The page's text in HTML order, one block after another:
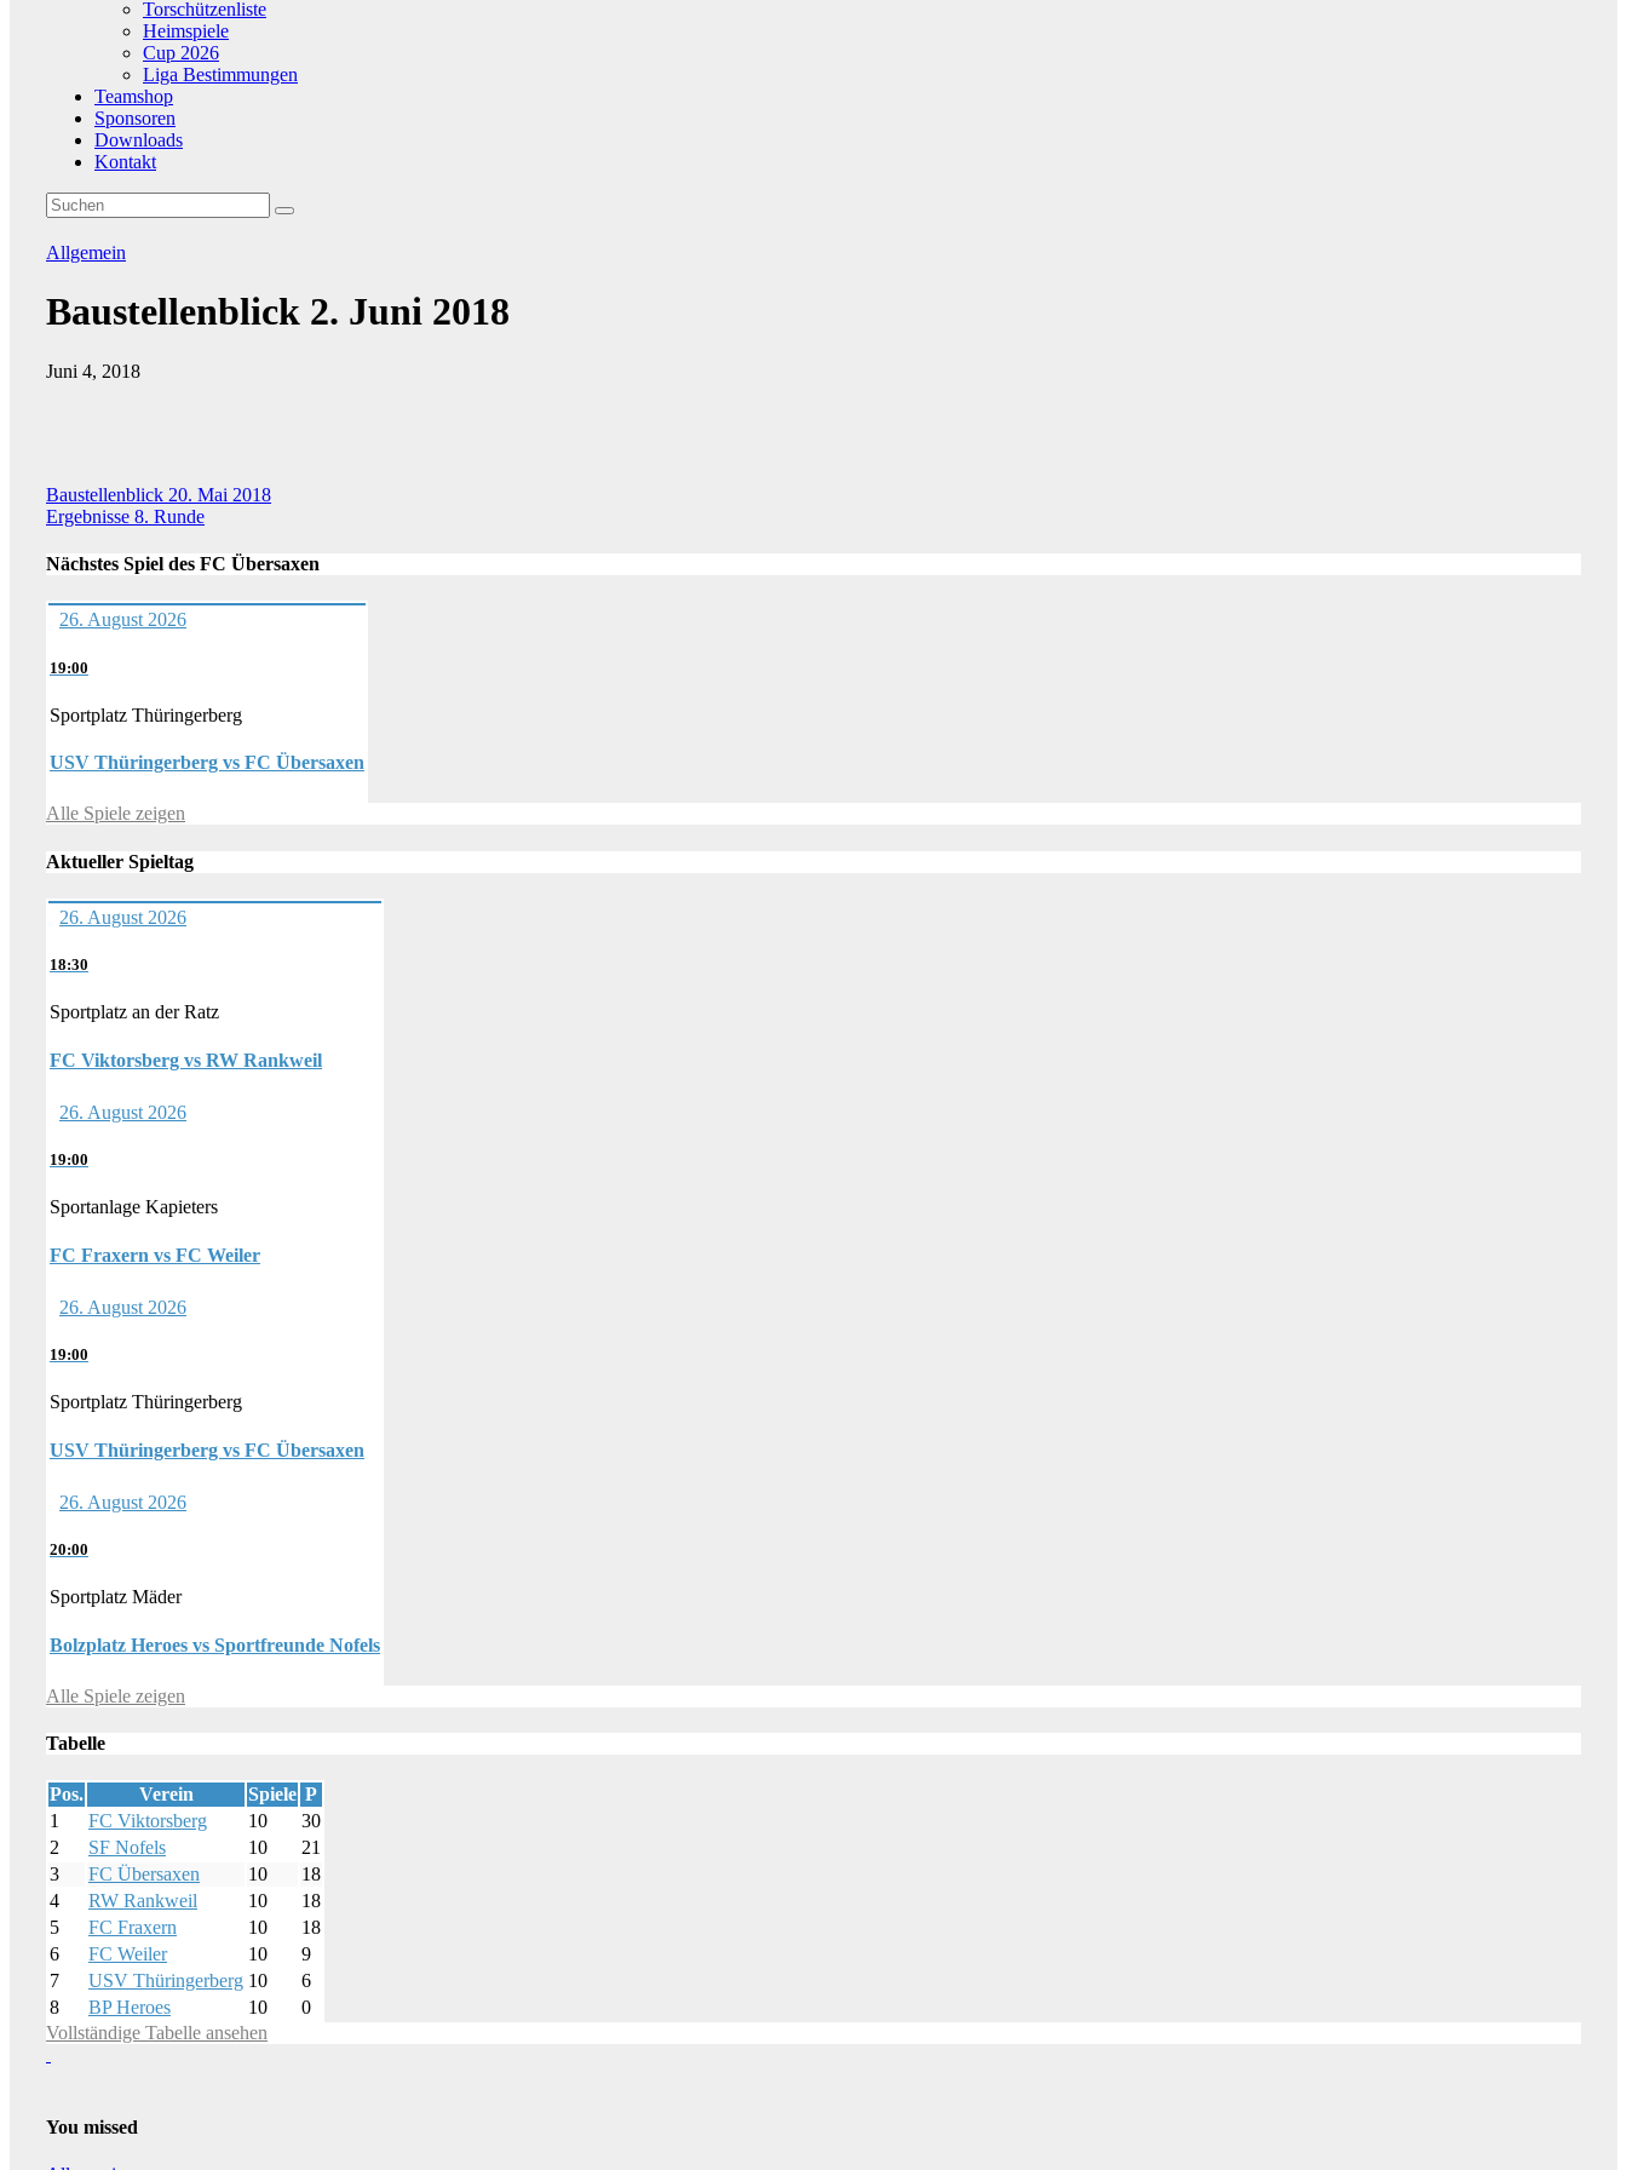
Torschützenliste
Heimspiele
Cup 2026
Liga Bestimmungen
Teamshop
Sponsoren
Downloads
Kontakt
Allgemein
Baustellenblick 2. Juni 2018
Juni 4, 2018
Beitragsnavigation
Baustellenblick 20. Mai 2018
Ergebnisse 8. Runde
Nächstes Spiel des FC Übersaxen
26. August 2026
19:00
Sportplatz Thüringerberg
USV Thüringerberg vs FC Übersaxen
Alle Spiele zeigen
Aktueller Spieltag
26. August 2026
18:30
Sportplatz an der Ratz
FC Viktorsberg vs RW Rankweil
26. August 2026
19:00
Sportanlage Kapieters
FC Fraxern vs FC Weiler
26. August 2026
19:00
Sportplatz Thüringerberg
USV Thüringerberg vs FC Übersaxen
26. August 2026
20:00
Sportplatz Mäder
Bolzplatz Heroes vs Sportfreunde Nofels
Alle Spiele zeigen
Tabelle
Pos. Verein Spiele P
1
FC Viktorsberg 10
30
2
SF Nofels 10
21
3
FC Übersaxen 10
18
4
RW Rankweil 10
18
5
FC Fraxern 10
18
6
FC Weiler 10
9
7
USV Thüringerberg 10
6
8
BP Heroes 10
0
Vollständige Tabelle ansehen
You missed